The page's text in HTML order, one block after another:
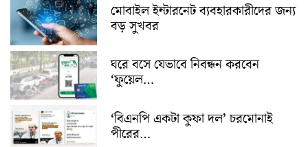
মোবাইল ইন্টারনেট ব্যবহারকারীদের জন্য
বড় সুখবর
ঘরে বসে যেভাবে নিবন্ধন করবেন
‘ফুয়েল…
‘বিএনপি একটা কুফা দল’ চরমোনাই
পীরের…